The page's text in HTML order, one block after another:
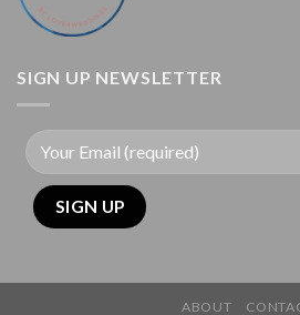
SIGN UP NEWSLETTER
ABOUT